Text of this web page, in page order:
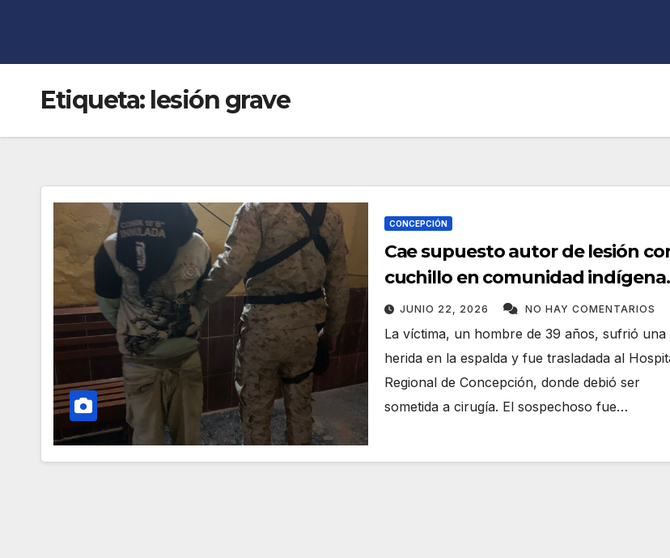
Etiqueta: lesión grave
CONCEPCIÓN
Cae supuesto autor de lesión
cuchillo en comunidad indígena
del barrio Redención
JUNIO 22, 2026 NO HAY COMENTARIOS
La víctima, un hombre de 39 años, sufrió una
herida en la espalda y fue trasladada al
Regional de Concepción, donde debió ser
sometida a cirugía. El sospechoso fue…